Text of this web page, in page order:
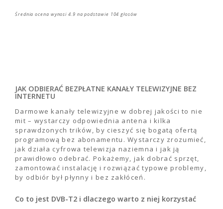
Średnia ocena wynosi4.9 na podstawie 104 głosów
JAK ODBIERAĆ BEZPŁATNE KANAŁY TELEWIZYJNE BEZ
INTERNETU
Darmowe kanały telewizyjne w dobrej jakości to nie
mit – wystarczy odpowiednia antena i kilka
sprawdzonych trików, by cieszyć się bogatą ofertą
programową bez abonamentu. Wystarczy zrozumieć,
jak działa cyfrowa telewizja naziemna i jak ją
prawidłowo odebrać. Pokażemy, jak dobrać sprzęt,
zamontować instalację i rozwiązać typowe problemy,
by odbiór był płynny i bez zakłóceń.
Co to jest DVB-T2 i dlaczego warto z niej korzystać